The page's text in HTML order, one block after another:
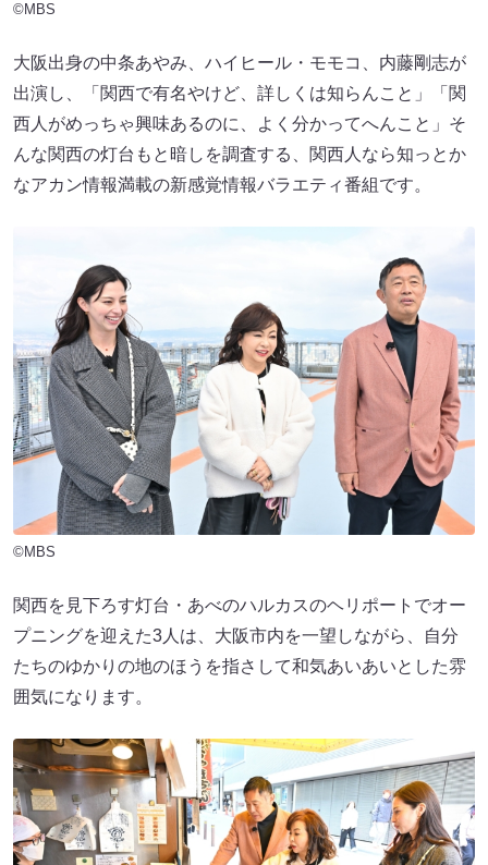
©MBS
大阪出身の中条あやみ、ハイヒール・モモコ、内藤剛志が
出演し、「関西で有名やけど、詳しくは知らんこと」「関
西人がめっちゃ興味あるのに、よく分かってへんこと」そ
んな関西の灯台もと暗しを調査する、関西人なら知っとか
なアカン情報満載の新感覚情報バラエティ番組です。
©MBS
関西を見下ろす灯台・あべのハルカスのヘリポートでオー
プニングを迎えた3人は、大阪市内を一望しながら、自分
たちのゆかりの地のほうを指さして和気あいあいとした雰
囲気になります。